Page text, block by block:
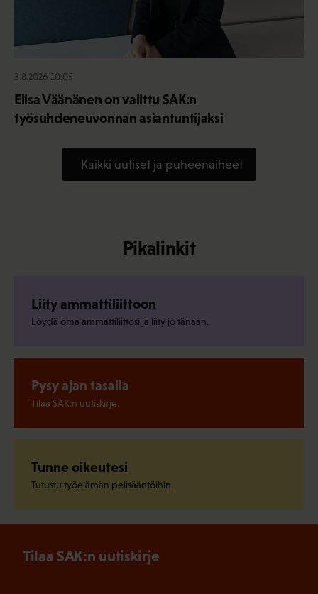
3.8.2026 10:05
Elisa Väänänen on valittu SAK:n
työsuhdeneuvonnan asiantuntijaksi
Kaikki uutiset ja puheenaiheet
Pikalinkit
Liity ammattiliittoon
Löydä oma ammattiliittosi ja liity jo tänään.
Pysy ajan tasalla
Tilaa SAK:n uutiskirje.
Tunne oikeutesi
Tutustu työelämän pelisääntöihin.
Tilaa SAK:n uutiskirje